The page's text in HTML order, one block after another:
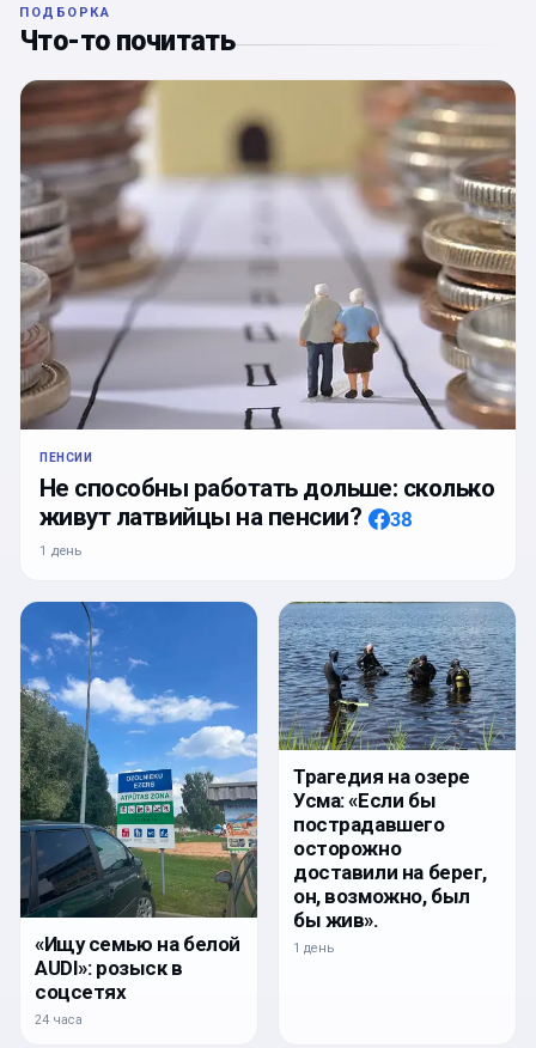
ПОДБОРКА
Что-то почитать
ПЕНСИИ
Не способны работать дольше: сколько
живут латвийцы на пенсии?
38
1 день
«Ищу семью на белой
AUDI»: розыск в
соцсетях
24 часа
Трагедия на озере
Усма: «Если бы
пострадавшего
осторожно
доставили на берег,
он, возможно, был
бы жив».
1 день